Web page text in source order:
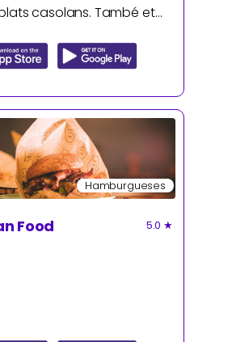
casolans. També et
Hamburgueses
Food 5.0 ★